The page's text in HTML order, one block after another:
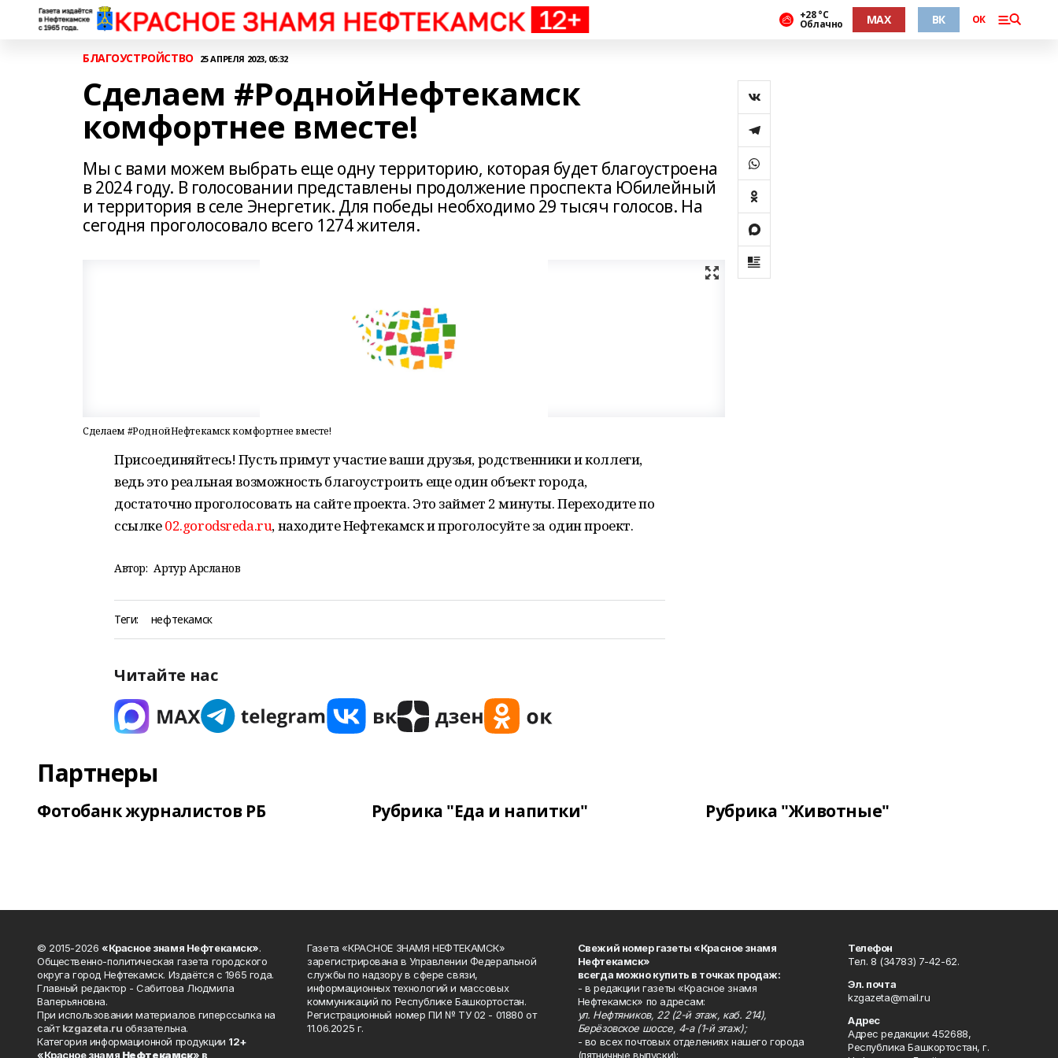
+28 °С
Облачно MAX ВК ОК
БЛАГОУСТРОЙСТВО 25 АПРЕЛЯ 2023, 05:32
Сделаем #РоднойНефтекамск
комфортнее вместе!
Мы с вами можем выбрать еще одну территорию, которая будет благоустроена
в 2024 году. В голосовании представлены продолжение проспекта Юбилейный
и территория в селе Энергетик. Для победы необходимо 29 тысяч голосов. На
сегодня проголосовало всего 1274 жителя.
Сделаем #РоднойНефтекамск комфортнее вместе!
Присоединяйтесь! Пусть примут участие ваши друзья, родственники и коллеги,
ведь это реальная возможность благоустроить еще один объект города,
достаточно проголосовать на сайте проекта. Это займет 2 минуты. Переходите по
ссылке02.gorodsreda.ru, находите Нефтекамск и проголосуйте за один проект.
Автор: Артур Арсланов
Теги: нефтекамск
Читайте нас
Партнеры
Фотобанк журналистов РБ Рубрика "Еда и напитки" Рубрика "Животные"
© 2015-2026 «Красное знамя Нефтекамск».
Общественно-политическая газета городского
округа город Нефтекамск. Издаётся с 1965 года.
Главный редактор - Сабитова Людмила
Валерьяновна.
При использовании материалов гиперссылка на
сайтkzgazeta.ru обязательна.
Категория информационной продукции 12+
«Красное знамя Нефтекамск» в
Газета «КРАСНОЕ ЗНАМЯ НЕФТЕКАМСК»
зарегистрирована в Управлении Федеральной
службы по надзору в сфере связи,
информационных технологий и массовых
коммуникаций по Республике Башкортостан.
Регистрационный номер ПИ № ТУ 02 - 01880 от
11.06.2025 г.
Свежий номер газеты «Красное знамя
Нефтекамск»
всегда можно купить в точках продаж:
- в редакции газеты «Красное знамя
Нефтекамск» по адресам:
ул. Нефтяников, 22 (2-й этаж, каб. 214),
Берёзовское шоссе, 4-а (1-й этаж);
- во всех почтовых отделениях нашего города
(пятничные выпуски);
Телефон
Тел. 8 (34783) 7-42-62.
Эл. почта
kzgazeta@mail.ru
Адрес
Адрес редакции: 452688,
Республика Башкортостан, г.